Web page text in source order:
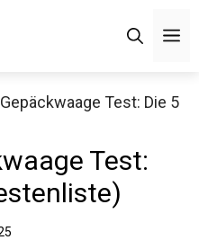
Test: Die 5
Test: